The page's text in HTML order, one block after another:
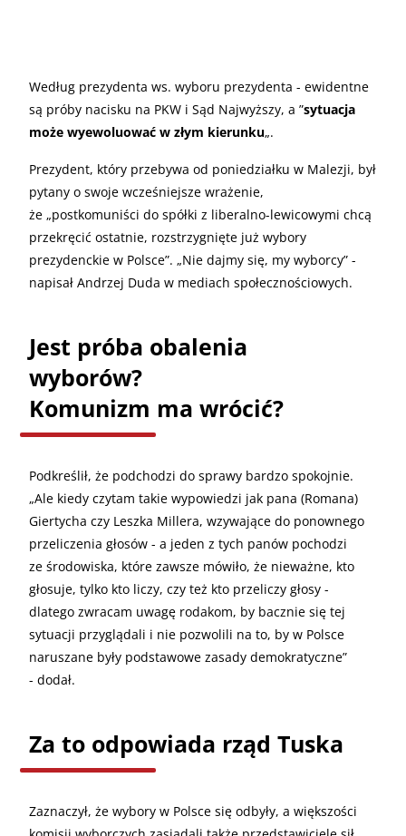
Według prezydenta ws. wyboru prezydenta - ewidentne
są próby nacisku na PKW i Sąd Najwyższy, a ”sytuacja
może wyewoluować w złym kierunku„.
Prezydent, który przebywa od poniedziałku w Malezji, był
pytany o swoje wcześniejsze wrażenie,
że „postkomuniści do spółki z liberalno-lewicowymi chcą
przekręcić ostatnie, rozstrzygnięte już wybory
prezydenckie w Polsce”. „Nie dajmy się, my wyborcy” -
napisał Andrzej Duda w mediach społecznościowych.
Jest próba obalenia
wyborów?
Komunizm ma wrócić?
Podkreślił, że podchodzi do sprawy bardzo spokojnie.
„Ale kiedy czytam takie wypowiedzi jak pana (Romana)
Giertycha czy Leszka Millera, wzywające do ponownego
przeliczenia głosów - a jeden z tych panów pochodzi
ze środowiska, które zawsze mówiło, że nieważne, kto
głosuje, tylko kto liczy, czy też kto przeliczy głosy -
dlatego zwracam uwagę rodakom, by bacznie się tej
sytuacji przyglądali i nie pozwolili na to, by w Polsce
naruszane były podstawowe zasady demokratyczne”
- dodał.
Za to odpowiada rząd Tuska
Zaznaczył, że wybory w Polsce się odbyły, a większości